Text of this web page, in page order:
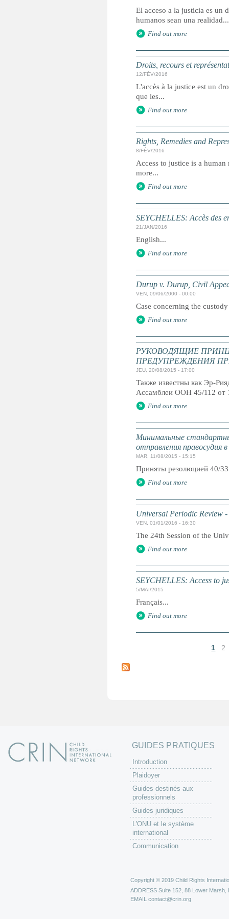
El acceso a la justicia es un
humanos sean una realidad...
Find out more
Droits, recours et
12/FÉV/2016
L'accès à la justice est un
que les...
Find out more
Rights, Remedies and
8/FÉV/2016
Access to justice is a
more...
Find out more
SEYCHELLES: Accès des
21/JAN/2016
English...
Find out more
Durup v. Durup, Civil
VEN, 09/06/2000 - 00:00
Case concerning the
Find out more
РУКОВОДЯЩИЕ
ПРЕДУПРЕЖДЕНИЯ
JEU, 20/08/2015 - 17:00
Также известны как Эр-
Ассамблеи ООН 45/112 от
Find out more
Минимальные
отправления правосудия
MAR, 11/08/2015 - 15:15
Приняты резолюцией 40/
Find out more
Universal Periodic Review -
VEN, 01/01/2016 - 16:30
The 24th Session of the
Find out more
SEYCHELLES: Access to
5/MAI/2015
Français...
Find out more
a
1 2
GUIDES PRATIQUES
Introduction
Plaidoyer
Guides destinés aux
professionnels
Guides juridiques
L'ONU et le système
international
Communication
Copyright © 2019 Child Rights
ADDRESS Suite 152, 88 Lower Marsh,
EMAIL contact@crin.org